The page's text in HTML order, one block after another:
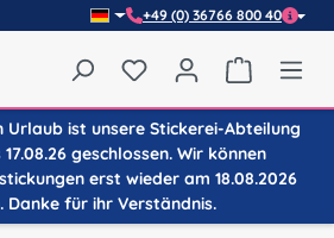
+49 (0) 36766 800 40
Du hast 0 Produkte
Urlaub ist unsere Stickerei-Abteilung
geschlossen. Wir können
erst wieder am 18.08.2026
Danke für ihr Verständnis.